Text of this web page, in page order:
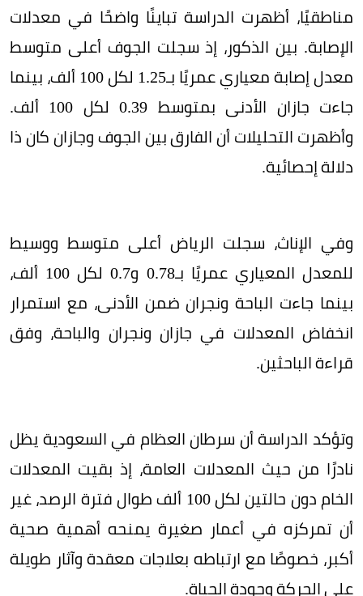
مناطقيًا، أظهرت الدراسة تباينًا واضحًا في معدلات
الإصابة. بين الذكور، إذ سجلت الجوف أعلى متوسط
معدل إصابة معياري عمريًا بـ1.25 لكل 100 ألف، بينما
جاءت جازان الأدنى بمتوسط 0.39 لكل 100 ألف.
وأظهرت التحليلات أن الفارق بين الجوف وجازان كان ذا
دلالة إحصائية.
وفي الإناث، سجلت الرياض أعلى متوسط ووسيط
للمعدل المعياري عمريًا بـ0.78 و0.7 لكل 100 ألف،
بينما جاءت الباحة ونجران ضمن الأدنى، مع استمرار
انخفاض المعدلات في جازان ونجران والباحة، وفق
قراءة الباحثين.
وتؤكد الدراسة أن سرطان العظام في السعودية يظل
نادرًا من حيث المعدلات العامة، إذ بقيت المعدلات
الخام دون حالتين لكل 100 ألف طوال فترة الرصد، غير
أن تمركزه في أعمار صغيرة يمنحه أهمية صحية
أكبر، خصوصًا مع ارتباطه بعلاجات معقدة وآثار طويلة
على الحركة وجودة الحياة.